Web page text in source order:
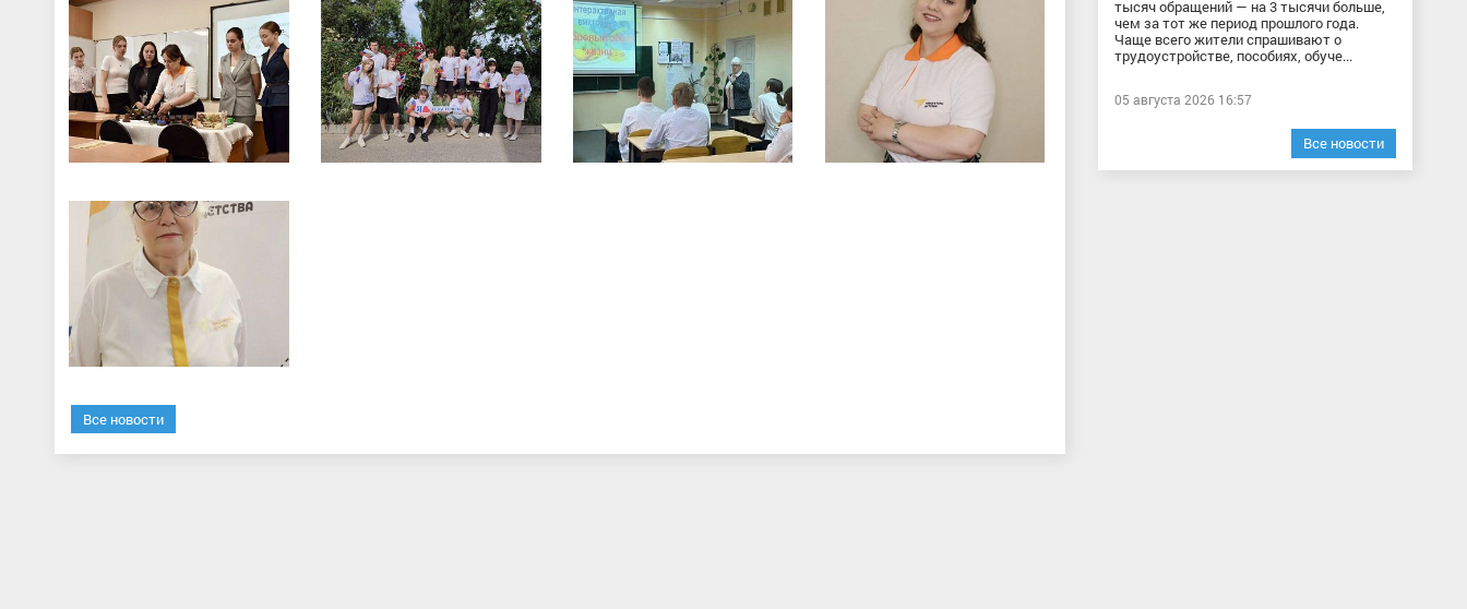
Все новости
тысяч обращений — на 3 тысячи больше,
чем за тот же период прошлого года.
Чаще всего жители спрашивают о
трудоустройстве, пособиях, обуче...
05 августа 2026 16:57
Все новости